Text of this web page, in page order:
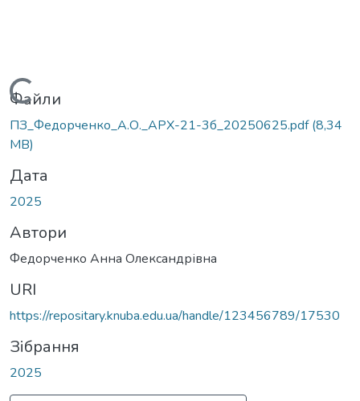
Вантажиться...
Файли
ПЗ_Федорченко_А.О._АРХ-21-3б_20250625.pdf(8,34
MB)
Дата
2025
Автори
Федорченко Анна Олександрівна
URI
https://repositary.knuba.edu.ua/handle/123456789/17530
Зібрання
2025